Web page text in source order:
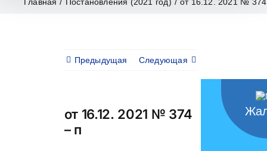
Предыдущая Следующая
от 16.12. 2021 № 374
– п